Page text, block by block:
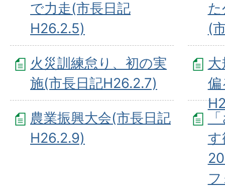
で力走(市長日記
H26.2.5)
(
火災訓練怠り、初の実
施(市長日記H26.2.7)
偏
農業振興大会(市長日記
H26.2.9)